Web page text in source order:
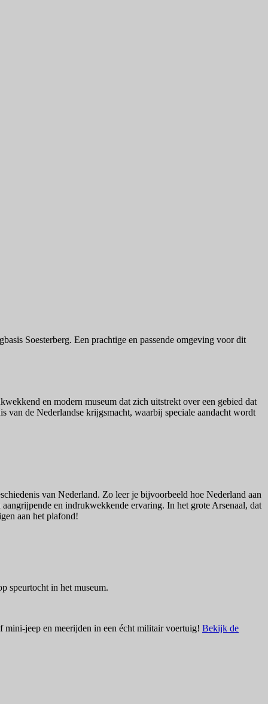
Soesterberg. Een prachtige en passende omgeving voor dit
en modern museum dat zich uitstrekt over een gebied dat
van de Nederlandse krijgsmacht, waarbij speciale aandacht wordt
van Nederland. Zo leer je bijvoorbeeld hoe Nederland aan
en indrukwekkende ervaring. In het grote Arsenaal, dat
aan het plafond!
speurtocht in het museum.
jeep en meerijden in een écht militair voertuig! Bekijk de